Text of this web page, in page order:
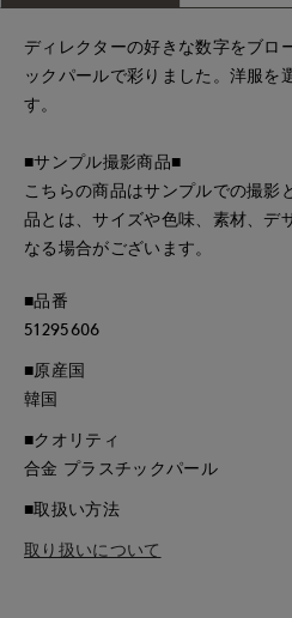
ディレクターの好きな数字をブロ
ックパールで彩りました。洋服を
す。
■サンプル撮影商品■
こちらの商品はサンプルでの撮影
品とは、サイズや色味、素材、デ
なる場合がございます。
■品番
51295606
■原産国
韓国
■クオリティ
合金 プラスチックパール
■取扱い方法
取り扱いについて